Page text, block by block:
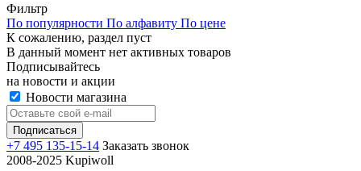
Фильтр
По популярности По алфавиту По цене
К сожалению, раздел пуст
В данный момент нет активных товаров
Подписывайтесь
на новости и акции
Новости магазина
+7 495 135-15-14 Заказать звонок
2008-2025 Kupiwoll